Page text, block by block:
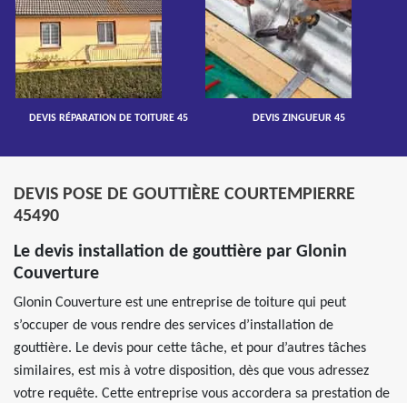
DEVIS RÉPARATION DE TOITURE 45 DEVIS ZINGUEUR 45
DEVIS POSE DE GOUTTIÈRE COURTEMPIERRE
45490
Le devis installation de gouttière par Glonin
Couverture
Glonin Couverture est une entreprise de toiture qui peut
s’occuper de vous rendre des services d’installation de
gouttière. Le devis pour cette tâche, et pour d’autres tâches
similaires, est mis à votre disposition, dès que vous adressez
votre requête. Cette entreprise vous accordera sa prestation de